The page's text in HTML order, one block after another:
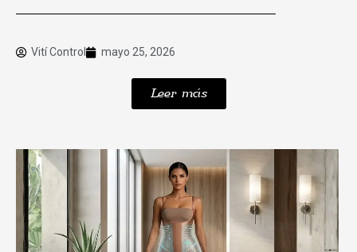
Vití Control mayo 25, 2026
Leer más